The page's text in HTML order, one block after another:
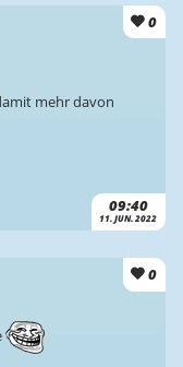
0
09:40
11. JUN. 2022
mehr davon
0